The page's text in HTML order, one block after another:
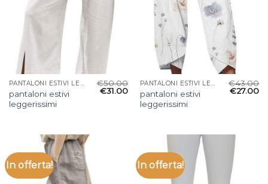
PANTALONI ESTIVI LEGGERISSIMI
pantaloni estivi
leggerissimi
€50.00
€31.00
PANTALONI ESTIVI LEGGERISSIMI
pantaloni estivi
leggerissimi
€43.00
€27.00
In offerta! In offerta!